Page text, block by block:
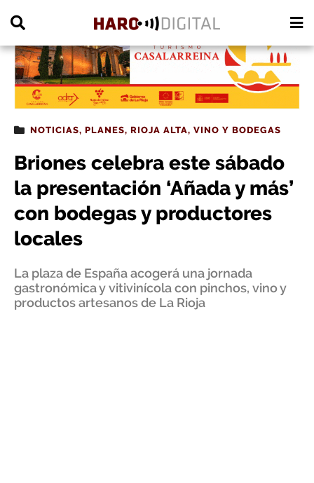
NOTICIAS, PLANES, RIOJA ALTA, VINO Y BODEGAS
Briones celebra este sábado
la presentación ‘Añada y más’
con bodegas y productores
locales
La plaza de España acogerá una jornada
gastronómica y vitivinícola con pinchos, vino y
productos artesanos de La Rioja